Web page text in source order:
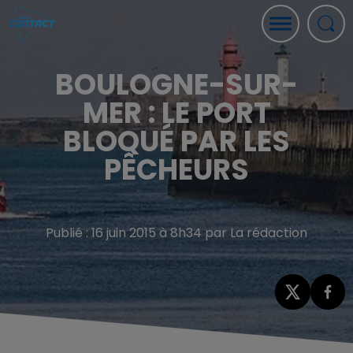
BOULOGNE-SUR-
MER : LE PORT
BLOQUÉ PAR LES
PÊCHEURS
Publié : 16 juin 2015 à 8h34 par La rédaction